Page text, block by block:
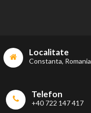
Localitate
Constanta, Romania
Telefon
+40 722 147 417